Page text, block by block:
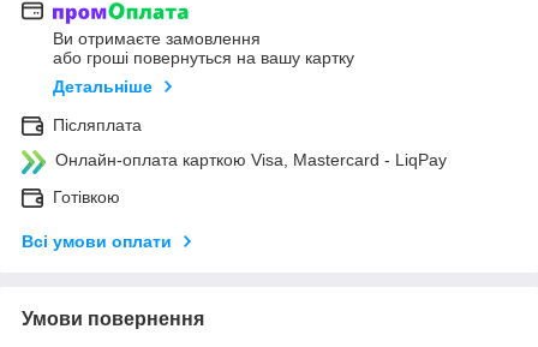
Ви отримаєте замовлення
або гроші повернуться на вашу картку
Детальніше
Післяплата
Онлайн-оплата карткою Visa, Mastercard - LiqPay
Готівкою
Всі умови оплати
Умови повернення